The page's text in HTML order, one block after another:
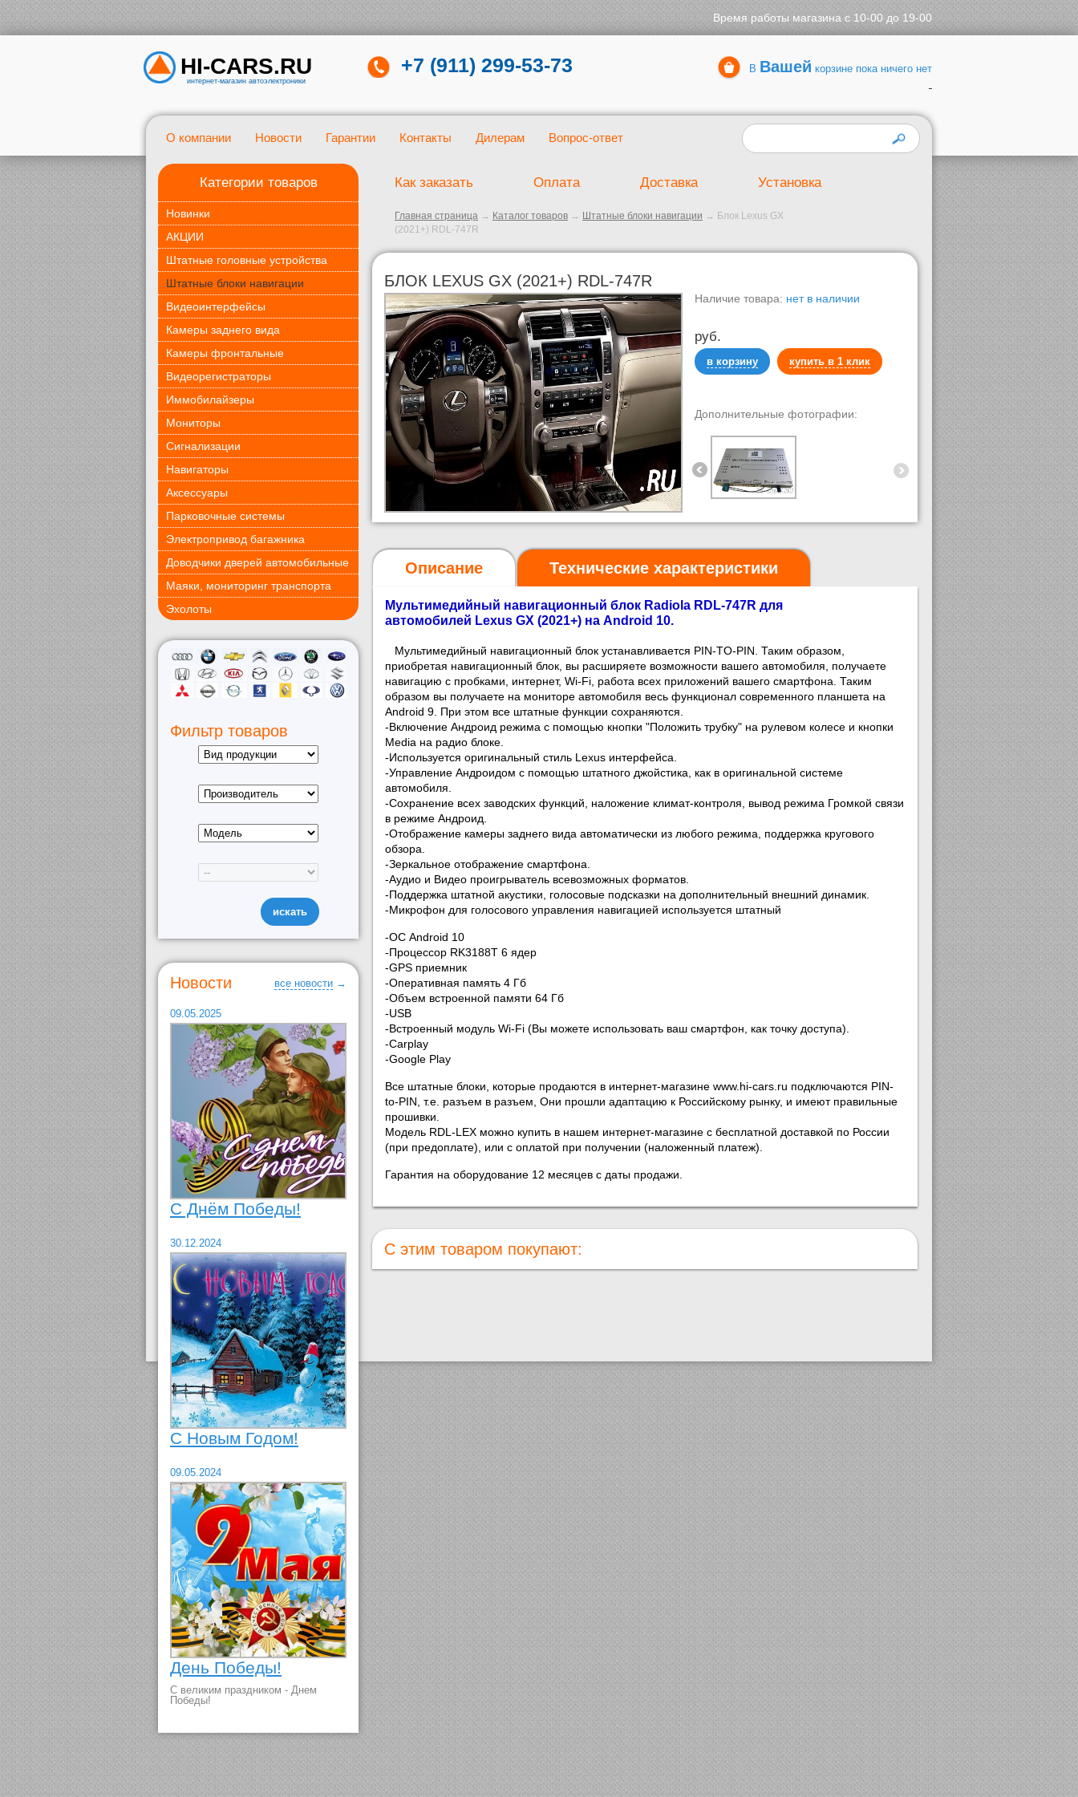
Время работы магазина с 10-00 до 19-00
HI-CARS.RU
интернет-магазин автоэлектроники
+7 (911) 299-53-73 В Вашей корзине пока ничего нет
О компании Новости Гарантии Контакты Дилерам Вопрос-ответ
Категории товаров
Новинки
АКЦИИ
Штатные головные устройства
Штатные блоки навигации
Видеоинтерфейсы
Камеры заднего вида
Камеры фронтальные
Видеорегистраторы
Иммобилайзеры
Мониторы
Сигнализации
Навигаторы
Аксессуары
Парковочные системы
Электропривод багажника
Доводчики дверей автомобильные
Маяки, мониторинг транспорта
Эхолоты
Фильтр товаров
Новости все новости →
09.05.2025
С Днём Победы!
30.12.2024
С Новым Годом!
09.05.2024
День Победы!
С великим праздником - Днем
Победы!
Как заказать Оплата Доставка Установка
Главная страница → Каталог товаров → Штатные блоки навигации → Блок Lexus GX
(2021+) RDL-747R
БЛОК LEXUS GX (2021+) RDL-747R
Наличие товара: нет в наличии
руб.
в корзину купить в 1 клик
Дополнительные фотографии:
Описание Технические характеристики
Мультимедийный навигационный блок Radiola RDL-747R для
автомобилей Lexus GX (2021+) на Android 10.
Мультимедийный навигационный блок устанавливается PIN-TO-PIN. Таким образом,
приобретая навигационный блок, вы расширяете возможности вашего автомобиля, получаете
навигацию с пробками, интернет, Wi-Fi, работа всех приложений вашего смартфона. Таким
образом вы получаете на мониторе автомобиля весь функционал современного планшета на
Android 9. При этом все штатные функции сохраняются.
-Включение Андроид режима с помощью кнопки "Положить трубку" на рулевом колесе и кнопки
Media на радио блоке.
-Используется оригинальный стиль Lexus интерфейса.
-Управление Андроидом с помощью штатного джойстика, как в оригинальной системе
автомобиля.
-Сохранение всех заводских функций, наложение климат-контроля, вывод режима Громкой связи
в режиме Андроид.
-Отображение камеры заднего вида автоматически из любого режима, поддержка кругового
обзора.
-Зеркальное отображение смартфона.
-Аудио и Видео проигрыватель всевозможных форматов.
-Поддержка штатной акустики, голосовые подсказки на дополнительный внешний динамик.
-Микрофон для голосового управления навигацией используется штатный
-ОС Android 10
-Процессор RK3188T 6 ядер
-GPS приемник
-Оперативная память 4 Гб
-Объем встроенной памяти 64 Гб
-USB
-Встроенный модуль Wi-Fi (Вы можете использовать ваш смартфон, как точку доступа).
-Carplay
-Google Play
Все штатные блоки, которые продаются в интернет-магазине www.hi-cars.ru подключаются PIN-
to-PIN, т.е. разъем в разъем, Они прошли адаптацию к Российскому рынку, и имеют правильные
прошивки.
Модель RDL-LEX можно купить в нашем интернет-магазине с бесплатной доставкой по России
(при предоплате), или с оплатой при получении (наложенный платеж).
Гарантия на оборудование 12 месяцев с даты продажи.
С этим товаром покупают: